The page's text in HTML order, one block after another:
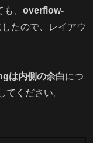
、 overflow-
たので、レイアウ
は内側の余白につ
てください。